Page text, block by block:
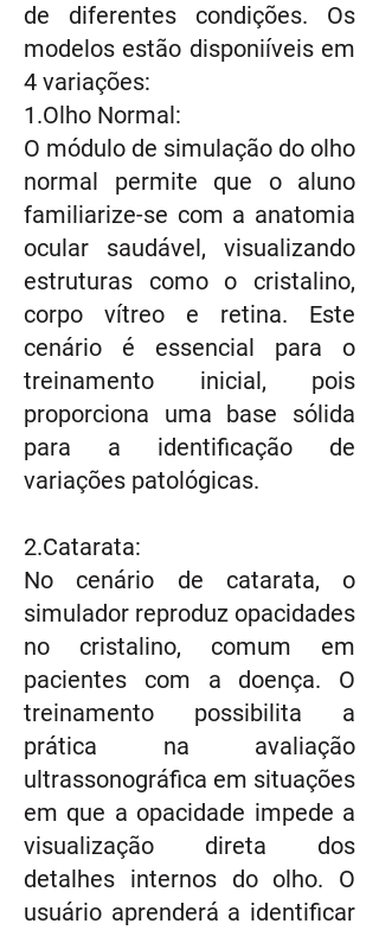
de diferentes condições. Os
modelos estão disponiíveis em
4 variações:
1.Olho Normal:
O módulo de simulação do olho
normal permite que o aluno
familiarize-se com a anatomia
ocular saudável, visualizando
estruturas como o cristalino,
corpo vítreo e retina. Este
cenário é essencial para o
treinamento inicial, pois
proporciona uma base sólida
para a identificação de
variações patológicas.
2.Catarata:
No cenário de catarata, o
simulador reproduz opacidades
no cristalino, comum em
pacientes com a doença. O
treinamento possibilita a
prática na avaliação
ultrassonográfica em situações
em que a opacidade impede a
visualização direta dos
detalhes internos do olho. O
usuário aprenderá a identificar